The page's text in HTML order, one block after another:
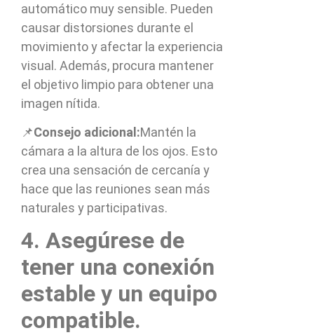
automático muy sensible. Pueden
causar distorsiones durante el
movimiento y afectar la experiencia
visual. Además, procura mantener
el objetivo limpio para obtener una
imagen nítida.
📌Consejo adicional:Mantén la
cámara a la altura de los ojos. Esto
crea una sensación de cercanía y
hace que las reuniones sean más
naturales y participativas.
4. Asegúrese de
tener una conexión
estable y un equipo
compatible.